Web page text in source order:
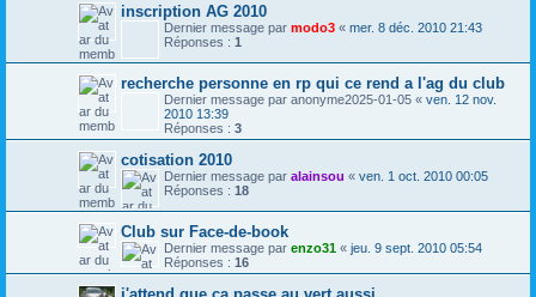
inscription AG 2010
Dernier message par modo3 « mer. 8 déc. 2010 21:43
Réponses : 1
recherche personne en rp qui ce rend a l'ag du club
Dernier message par anonyme2025-01-05 « ven. 12 nov.
2010 13:39
Réponses : 3
cotisation 2010
Dernier message par alainsou « ven. 1 oct. 2010 00:05
Réponses : 18
Club sur Face-de-book
Dernier message par enzo31 « jeu. 9 sept. 2010 05:54
Réponses : 16